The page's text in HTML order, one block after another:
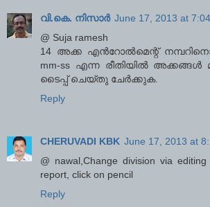
വി.കെ. നിസാര്‍ June 17, 2013 at
@ Suja ramesh
14 അക്ക എന്‍റോല്‍മെന്റ്
mm-ss എന്ന രീതിയില്‍ അക്കങ്ങള്‍
ടൈപ്പ് ചെയ്തു ചേര്‍ക്കുക.
Reply
CHERUVADI KBK June 17, 2013 at
@ nawal,Change division via
report, click on pencil
Reply